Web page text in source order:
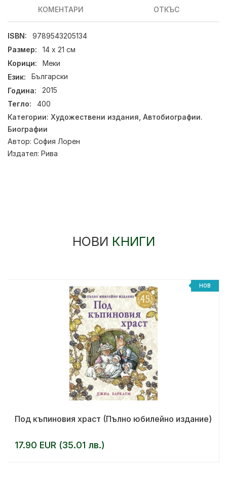
КОМЕНТАРИ ОТКЪС
ISBN:
9789543205134
Размер:
14 x 21 см
Корици:
Меки
Език:
Български
Година:
2015
Тегло:
400
Категории: Художествени издания Автобиографии.
Биографии
Автор: София Лорен
Издател: Рива
НОВИ КНИГИ
НОВ
Под къпиновия храст (Пълно юбилейно издание)
17.90 EUR (35.01 лв.)